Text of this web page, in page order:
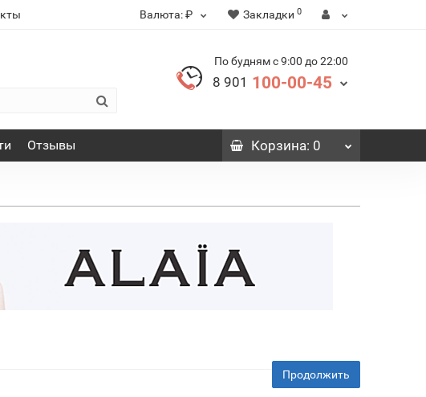
Валюта:₽ Закладки 0
По будням с 9:00 до 22:00
8 901 100-00-45
Отзывы Корзина: 0
Продолжить